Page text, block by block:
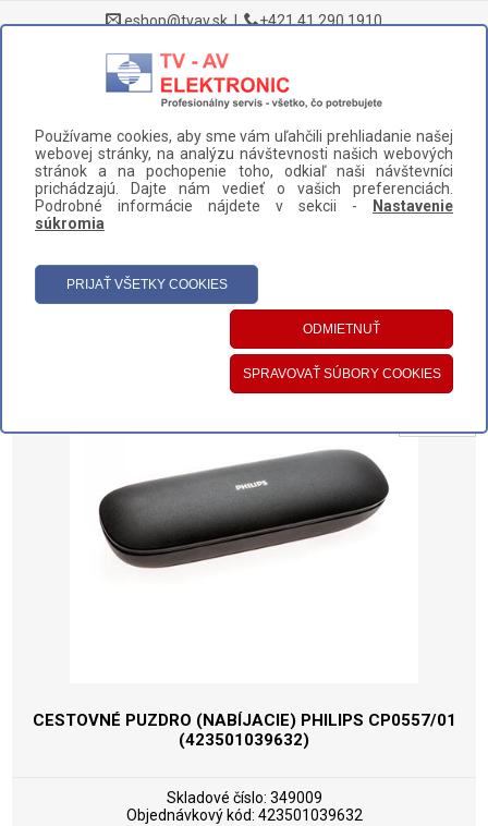
eshop@tvav.sk| +421 41 290 1910
DOMOV > NÁHRADNÉ DIELY A PRÍSLUŠENSTVO >
ELEKTRICKÉ ZUBNÉ KEFKY > CESTOVNÉ PUZDRA >
CESTOVNÉ PUZDRO (NABÍJACIE) PHILIPS CP0557/01 (423501039632)
HLAVNÉ MENU
KATEGÓRIE
CESTOVNÉ PUZDRO (NABÍJACIE) PHILIPS CP0557/01
(423501039632)
Skladové číslo: 349009
Objednávkový kód: 423501039632
Používame cookies, aby sme vám uľahčili prehliadanie našej
webovej stránky, na analýzu návštevnosti našich webových
stránok a na pochopenie toho, odkiaľ naši návštevníci
prichádzajú. Dajte nám vedieť o vašich preferenciách.
Podrobné informácie nájdete v sekcii -
Nastavenie
súkromia